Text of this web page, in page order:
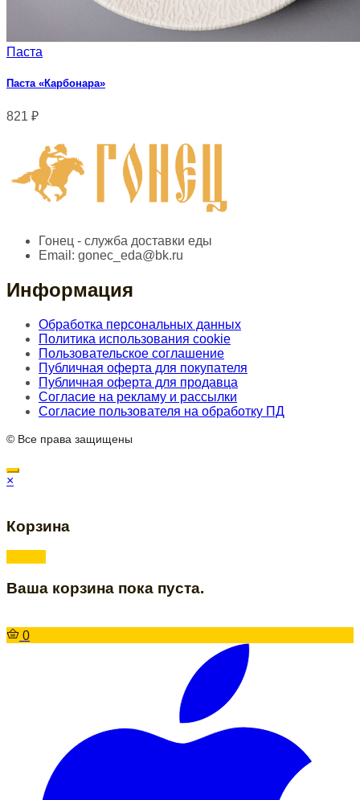
Паста
Паста «Карбонара»
821 ₽
Гонец - служба доставки еды
Email: gonec_eda@bk.ru
Информация
Обработка персональных данных
Политика использования cookie
Пользовательское соглашение
Публичная оферта для покупателя
Публичная оферта для продавца
Согласие на рекламу и рассылки
Согласие пользователя на обработку ПД
© Все права защищены
×
Корзина
Ваша корзина пока пуста.
0